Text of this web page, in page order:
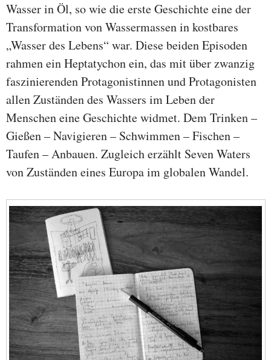
Wasser in Öl, so wie die erste Geschichte eine der
Transformation von Wassermassen in kostbares
„Wasser des Lebens“ war. Diese beiden Episoden
rahmen ein Heptatychon ein, das mit über zwanzig
faszinierenden Protagonistinnen und Protagonisten
allen Zuständen des Wassers im Leben der
Menschen eine Geschichte widmet. Dem Trinken –
Gießen – Navigieren – Schwimmen – Fischen –
Taufen – Anbauen. Zugleich erzählt Seven Waters
von Zuständen eines Europa im globalen Wandel.